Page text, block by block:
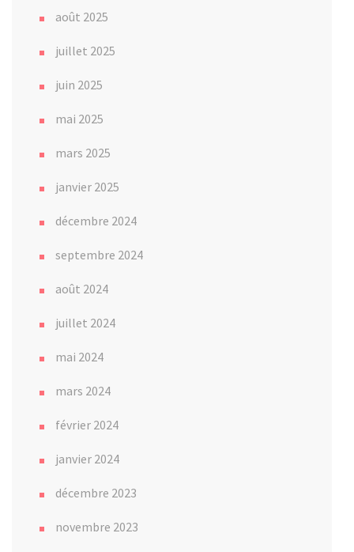
août 2025
juillet 2025
juin 2025
mai 2025
mars 2025
janvier 2025
décembre 2024
septembre 2024
août 2024
juillet 2024
mai 2024
mars 2024
février 2024
janvier 2024
décembre 2023
novembre 2023